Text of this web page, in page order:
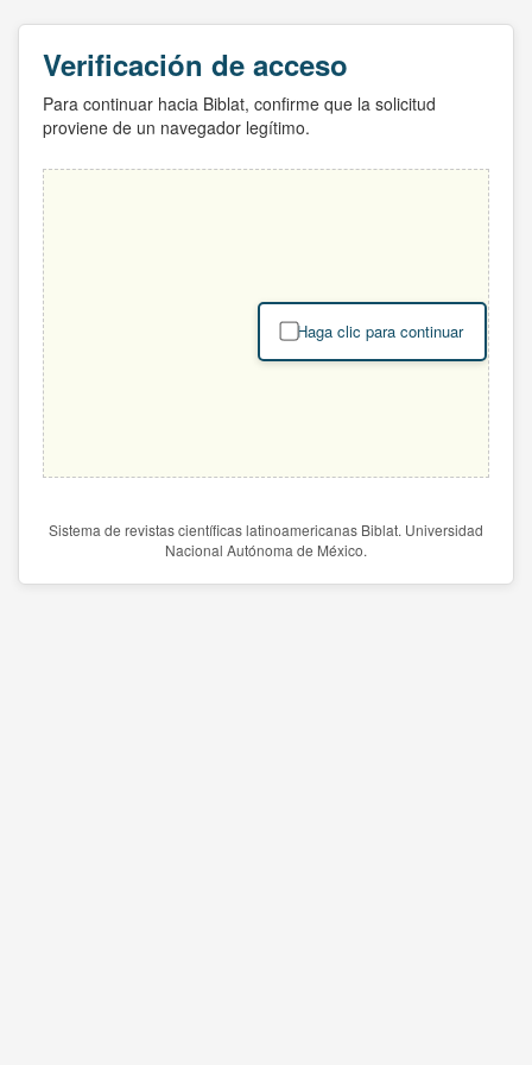
Verificación de acceso
Para continuar hacia Biblat, confirme que la solicitud
proviene de un navegador legítimo.
Haga clic para continuar
Sistema de revistas científicas latinoamericanas Biblat. Universidad
Nacional Autónoma de México.